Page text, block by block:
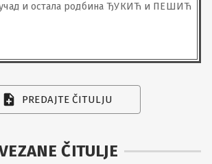
и остала родбина ЂУКИЋ и ПЕШИЋ
PREDAJTE ČITULJU
ČITULJE